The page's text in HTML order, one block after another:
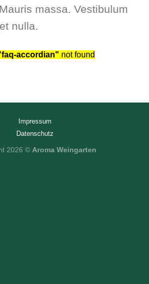
massa. Vestibulum
nulla.
accordian" not found
Impressum
Datenschutz
2026 © Aroma Weingarten